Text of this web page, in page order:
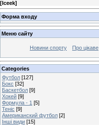
[Iceek]
Форма входу
Меню сайту
Новини спорту Про цікаве
Categories
Футбол [127]
Бокс [32]
Баскетбол [9]
Хокей [9]
Формула - 1 [5]
Теніс [9]
Американский футбол [2]
Інші види [15]